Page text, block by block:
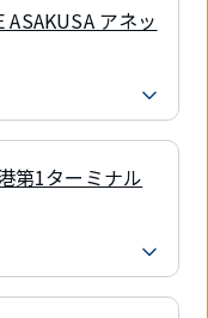
ASAKUSA アネッ
第1ターミナル